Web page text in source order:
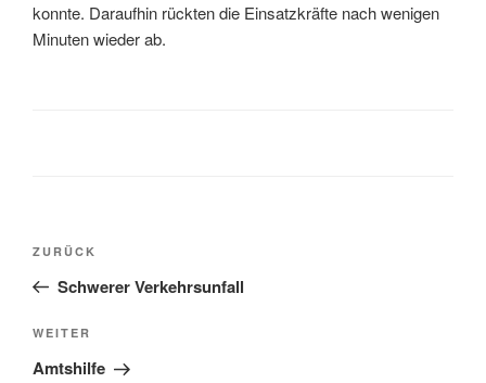
konnte. Daraufhin rückten die Einsatzkräfte nach wenigen
Minuten wieder ab.
ZURÜCK
Schwerer Verkehrsunfall
WEITER
Amtshilfe